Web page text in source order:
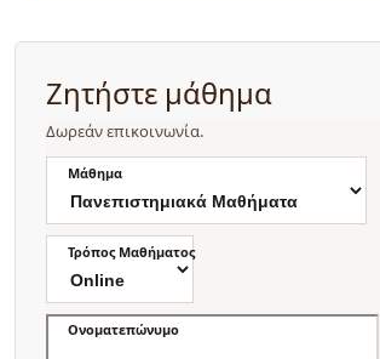
Ζητήστε μάθημα
Δωρεάν επικοινωνία.
Μάθημα
Τρόπος Μαθήματος
Ονοματεπώνυμο